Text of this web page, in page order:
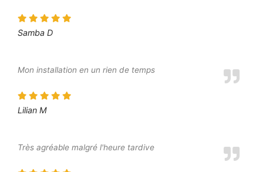
Samba D
Mon installation en un rien de temps
Lilian M
Très agréable malgré l'heure tardive